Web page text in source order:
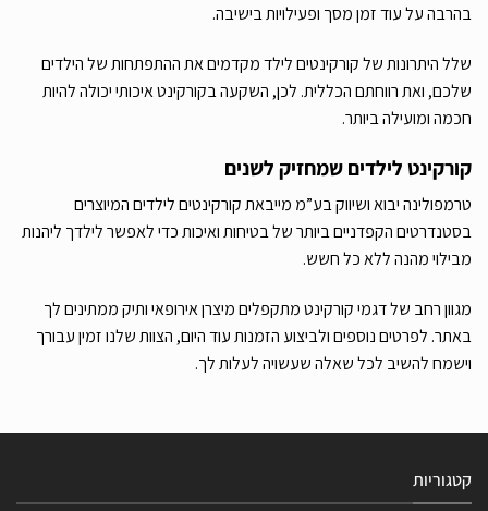
בהרבה על עוד זמן מסך ופעילויות בישיבה.
שלל היתרונות של קורקינטים לילד מקדמים את ההתפתחות של הילדים
שלכם, ואת רווחתם הכללית. לכן, השקעה בקורקינט איכותי יכולה להיות
חכמה ומועילה ביותר.
קורקינט לילדים שמחזיק לשנים
טרמפולינה יבוא ושיווק בע”מ מייבאת קורקינטים לילדים המיוצרים
בסטנדרטים הקפדניים ביותר של בטיחות ואיכות כדי לאפשר לילדך ליהנות
מבילוי מהנה ללא כל חשש.
מגוון רחב של דגמי קורקינט מתקפלים מיצרן אירופאי ותיק ממתינים לך
באתר. לפרטים נוספים ולביצוע הזמנות עוד היום, הצוות שלנו זמין עבורך
וישמח להשיב לכל שאלה שעשויה לעלות לך.
קטגוריות